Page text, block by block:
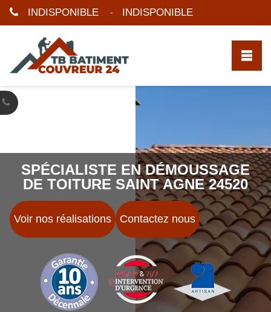
INDISPONIBLE - INDISPONIBLE
SPÉCIALISTE EN DÉMOUSSAGE
DE TOITURE SAINT AGNE 24520
Voir nos réalisations Contactez nous